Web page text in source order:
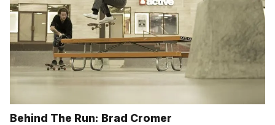
Behind The Run: Brad Cromer